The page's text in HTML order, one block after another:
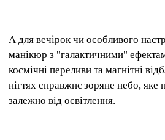
А для вечірок чи особливого
манікюр з "галактичними"
космічні переливи та магнітні
нігтях справжнє зоряне небо, яке
залежно від освітлення.